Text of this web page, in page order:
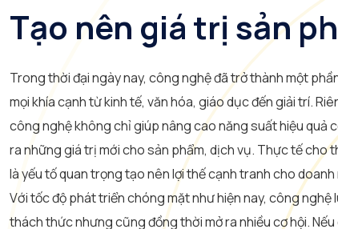
Tạo nên giá trị sản
Trong thời đại ngày nay, công nghệ đã trở thành một
mọi khía cạnh từ kinh tế, văn hóa, giáo dục đến giải trí.
công nghệ không chỉ giúp nâng cao năng suất hiệu quả
ra những giá trị mới cho sản phẩm, dịch vụ. Thực tế cho
là yếu tố quan trọng tạo nên lợi thế cạnh tranh cho doanh
Với tốc độ phát triển chóng mặt như hiện nay, công nghệ
thách thức nhưng cũng đồng thời mở ra nhiều cơ hội.